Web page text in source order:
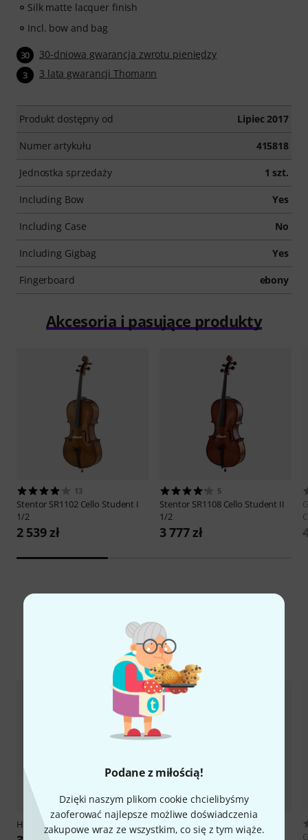
Podane z miłością!
Dzięki naszym plikom cookie chcielibyśmy
zaoferować najlepsze możliwe doświadczenia
zakupowe wraz ze wszystkim, co się z tym wiąże.
Silk matte lacquer finish
Incl. bow and bag
30 30-dniowa gwarancja zwrotu pieniędzy
3 3 lata gwarancji Thomann
Produkt dostępny od Lipiec 2017
Numer artykułu 415818
Jednostka sprzedaży 1 szt.
Including Bow Yes
Including Case No
Including Gigbag Yes
Fingerboard ebony
Akcesoria i pasujące produkty
13
Stentor SR1102 Cello Student I
1/2
2 539 zł
5
Stentor SR1108 Cello Student II
1/2
3 777 zł
Porównaj opcje
Hidersine Studenti Cello Set 1/2 Hidersine Uno Cello Set 1/2